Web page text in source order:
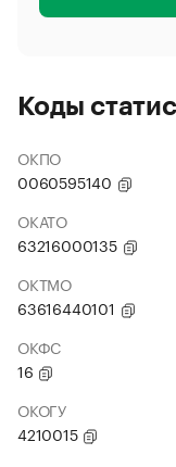
Коды
ОКПО
0060595140
ОКАТО
63216000135
ОКТМО
63616440101
ОКФС
16
ОКОГУ
4210015